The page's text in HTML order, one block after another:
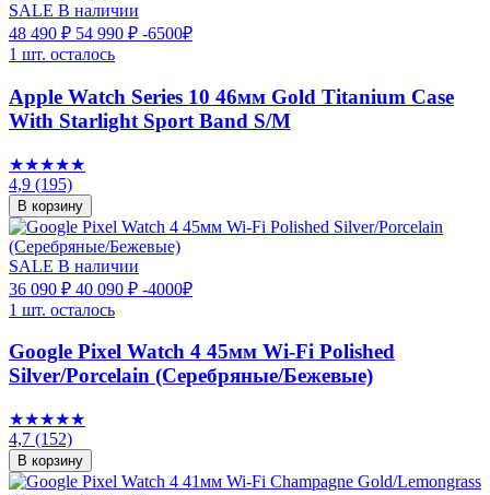
SALE В наличии
48 490 ₽ 54 990 ₽ -6500₽
1 шт. осталось
Apple Watch Series 10 46мм Gold Titanium Case
With Starlight Sport Band S/M
★★★★★
4,9 (195)
В корзину
SALE В наличии
36 090 ₽ 40 090 ₽ -4000₽
1 шт. осталось
Google Pixel Watch 4 45мм Wi-Fi Polished
Silver/Porcelain (Серебряные/Бежевые)
★★★★★
4,7 (152)
В корзину